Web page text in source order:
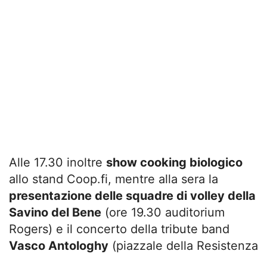
Alle 17.30 inoltre show cooking biologico
allo stand Coop.fi, mentre alla sera la
presentazione delle squadre di volley della
Savino del Bene (ore 19.30 auditorium
Rogers) e il concerto della tribute band
Vasco Antologhy (piazzale della Resistenza